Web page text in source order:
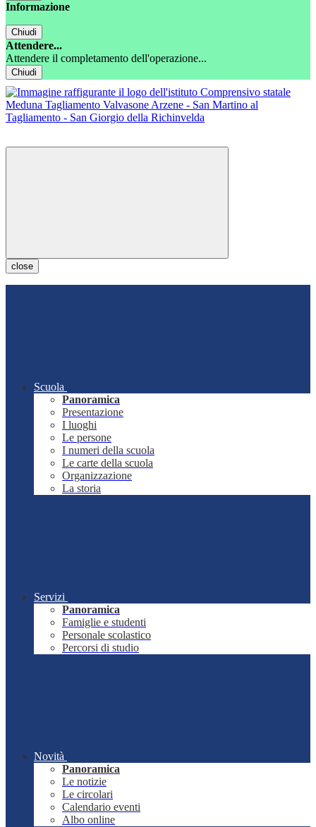
Informazione
Chiudi
Attendere...
Attendere il completamento dell'operazione...
Chiudi
close
Scuola
Panoramica
Presentazione
I luoghi
Le persone
I numeri della scuola
Le carte della scuola
Organizzazione
La storia
Servizi
Panoramica
Famiglie e studenti
Personale scolastico
Percorsi di studio
Novità
Panoramica
Le notizie
Le circolari
Calendario eventi
Albo online